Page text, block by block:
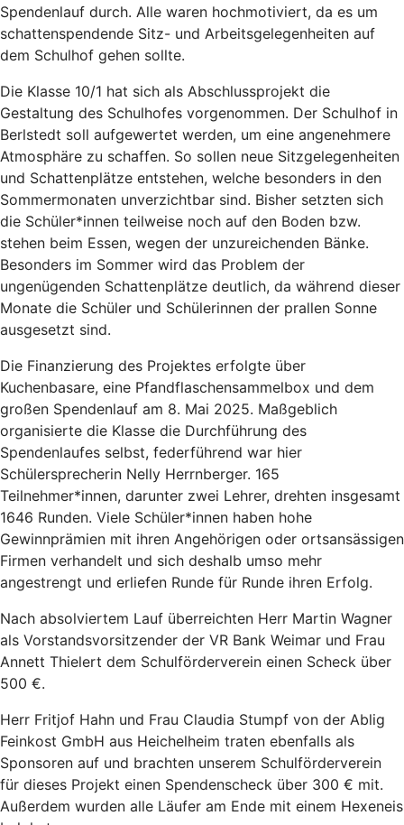
Spendenlauf durch. Alle waren hochmotiviert, da es um
schattenspendende Sitz- und Arbeitsgelegenheiten auf
dem Schulhof gehen sollte.
Die Klasse 10/1 hat sich als Abschlussprojekt die
Gestaltung des Schulhofes vorgenommen. Der Schulhof in
Berlstedt soll aufgewertet werden, um eine angenehmere
Atmosphäre zu schaffen. So sollen neue Sitzgelegenheiten
und Schattenplätze entstehen, welche besonders in den
Sommermonaten unverzichtbar sind. Bisher setzten sich
die Schüler*innen teilweise noch auf den Boden bzw.
stehen beim Essen, wegen der unzureichenden Bänke.
Besonders im Sommer wird das Problem der
ungenügenden Schattenplätze deutlich, da während dieser
Monate die Schüler und Schülerinnen der prallen Sonne
ausgesetzt sind.
Die Finanzierung des Projektes erfolgte über
Kuchenbasare, eine Pfandflaschensammelbox und dem
großen Spendenlauf am 8. Mai 2025. Maßgeblich
organisierte die Klasse die Durchführung des
Spendenlaufes selbst, federführend war hier
Schülersprecherin Nelly Herrnberger. 165
Teilnehmer*innen, darunter zwei Lehrer, drehten insgesamt
1646 Runden. Viele Schüler*innen haben hohe
Gewinnprämien mit ihren Angehörigen oder ortsansässigen
Firmen verhandelt und sich deshalb umso mehr
angestrengt und erliefen Runde für Runde ihren Erfolg.
Nach absolviertem Lauf überreichten Herr Martin Wagner
als Vorstandsvorsitzender der VR Bank Weimar und Frau
Annett Thielert dem Schulförderverein einen Scheck über
500 €.
Herr Fritjof Hahn und Frau Claudia Stumpf von der Ablig
Feinkost GmbH aus Heichelheim traten ebenfalls als
Sponsoren auf und brachten unserem Schulförderverein
für dieses Projekt einen Spendenscheck über 300 € mit.
Außerdem wurden alle Läufer am Ende mit einem Hexeneis